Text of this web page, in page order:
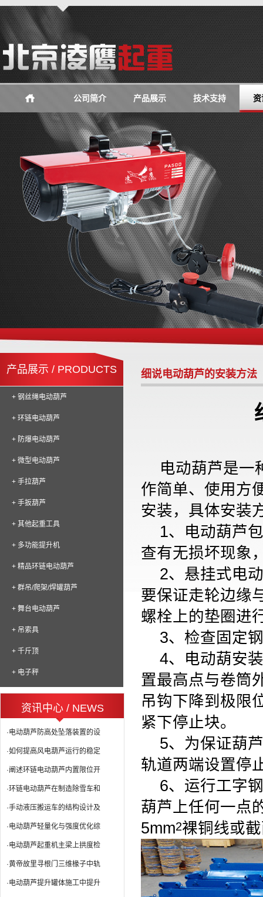
公司简介 产品展示 技术支持 资
产品展示 / PRODUCTS
+ 钢丝绳电动葫芦
+ 环链电动葫芦
+ 防爆电动葫芦
+ 微型电动葫芦
+ 手拉葫芦
+ 手扳葫芦
+ 其他起重工具
+ 多功能提升机
+ 精品环链电动葫芦
+ 群吊/爬架/焊罐葫芦
+ 舞台电动葫芦
+ 吊索具
+ 千斤顶
+ 电子秤
资讯中心 / NEWS
·电动葫芦防高处坠落装置的设
·如何提高风电葫芦运行的稳定
·阐述环链电动葫芦内置限位开
·环链电动葫芦在制造除雪车和
·手动液压搬运车的结构设计及
·电动葫芦轻量化与强度优化综
·电动葫芦起重机主梁上拱度检
·黄帝故里寻根门三维椽子中轨
·电动葫芦提升罐体施工中提升
细说电动葫芦的安装方法
电动葫芦是一
作简单、使用方
安装，具体安装
1、 电动葫芦
查有无损坏现象
2、 悬挂式电
要保证走轮边缘
螺栓上的垫圈进
3、 检查固定
4、 电动葫安
置最高点与卷筒
吊钩下降到极限
紧下停止块。
5、 为保证葫
轨道两端设置停
6、 运行工字
葫芦上任何一点
5mm2裸铜线或